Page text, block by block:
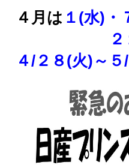
４月は １(水)・
４/２８(火)～